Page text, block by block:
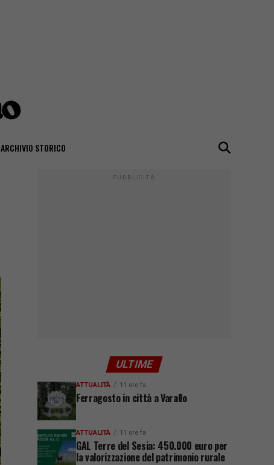
ARCHIVIO STORICO
PUBBLICITÀ
ULTIME
ATTUALITÀ 11 ore fa
Ferragosto in città a Varallo
ATTUALITÀ 11 ore fa
GAL Terre del Sesia: 450.000 euro per
la valorizzazione del patrimonio rurale